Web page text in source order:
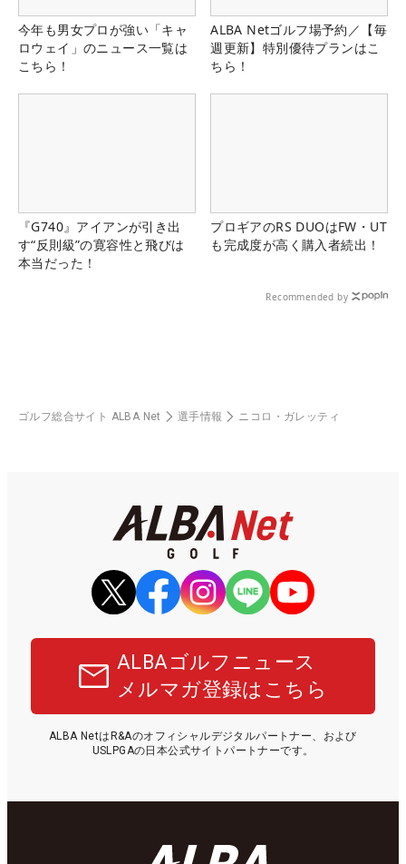
今年も男女プロが強い「キャ
ロウェイ」のニュース一覧は
こちら！
ALBA Netゴルフ場予約／【毎
週更新】特別優待プランはこ
ちら！
『G740』アイアンが引き出
す“反則級”の寛容性と飛びは
本当だった！
プロギアのRS DUOはFW・UT
も完成度が高く購入者続出！
Recommended by
ゴルフ総合サイト ALBA Net 選手情報 ニコロ・ガレッティ
ALBAゴルフニュース
メルマガ登録はこちら
ALBA NetはR&Aのオフィシャルデジタルパートナー、および
USLPGAの日本公式サイトパートナーです。